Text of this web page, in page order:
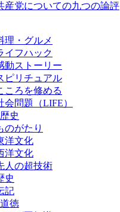
産党についての九つの論評
理・グルメ
イフハック
動ストーリー
ピリチュアル
ころを修める
会問題（LIFE）
史
のがたり
洋文化
洋文化
人の超技術
史
記
徳